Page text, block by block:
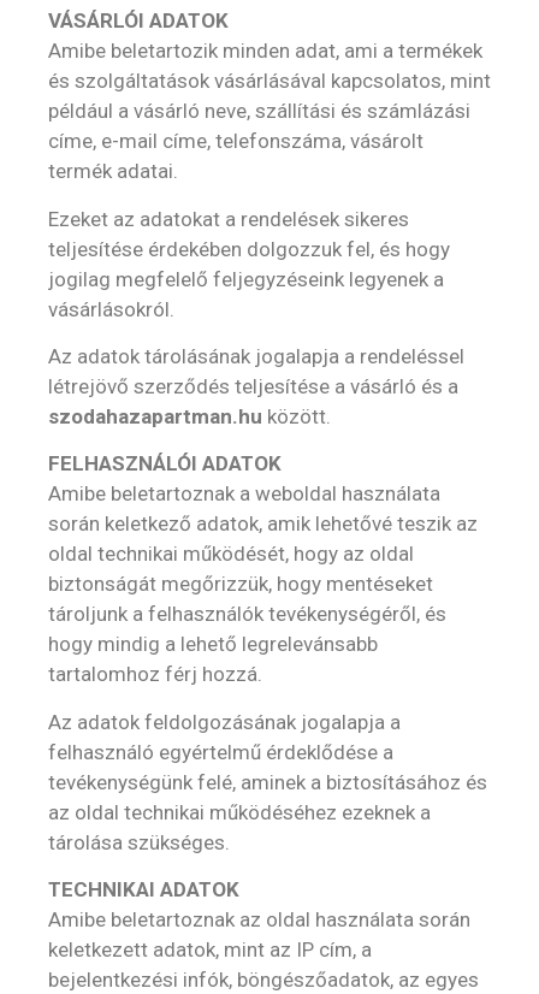
VÁSÁRLÓI ADATOK
Amibe beletartozik minden adat, ami a termékek
és szolgáltatások vásárlásával kapcsolatos, mint
például a vásárló neve, szállítási és számlázási
címe, e-mail címe, telefonszáma, vásárolt
termék adatai.
Ezeket az adatokat a rendelések sikeres
teljesítése érdekében dolgozzuk fel, és hogy
jogilag megfelelő feljegyzéseink legyenek a
vásárlásokról.
Az adatok tárolásának jogalapja a rendeléssel
létrejövő szerződés teljesítése a vásárló és a
szodahazapartman.hu között.
FELHASZNÁLÓI ADATOK
Amibe beletartoznak a weboldal használata
során keletkező adatok, amik lehetővé teszik az
oldal technikai működését, hogy az oldal
biztonságát megőrizzük, hogy mentéseket
tároljunk a felhasználók tevékenységéről, és
hogy mindig a lehető legrelevánsabb
tartalomhoz férj hozzá.
Az adatok feldolgozásának jogalapja a
felhasználó egyértelmű érdeklődése a
tevékenységünk felé, aminek a biztosításához és
az oldal technikai működéséhez ezeknek a
tárolása szükséges.
TECHNIKAI ADATOK
Amibe beletartoznak az oldal használata során
keletkezett adatok, mint az IP cím, a
bejelentkezési infók, böngészőadatok, az egyes